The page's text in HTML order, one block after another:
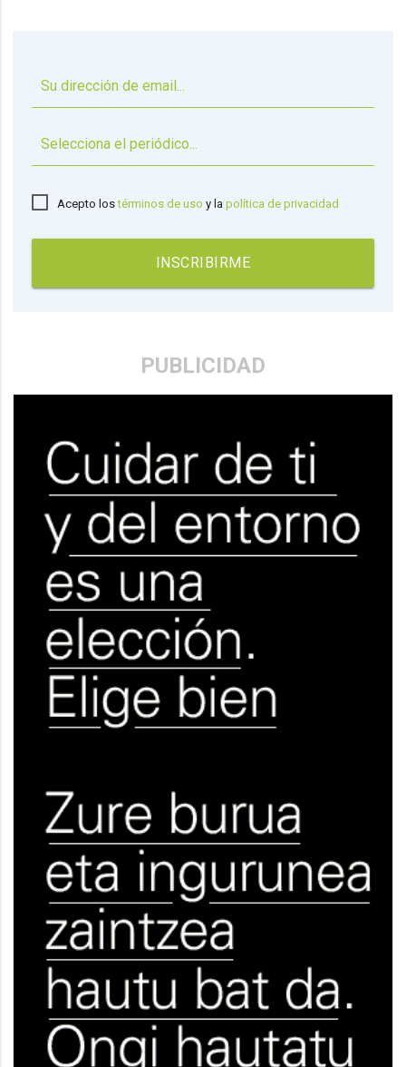
Acepto lostérminos de uso y lapolítica de privacidad
INSCRIBIRME
PUBLICIDAD